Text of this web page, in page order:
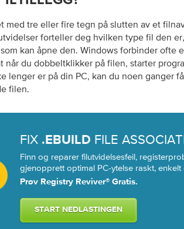
med tre eller fire tegn på slutten av et
forteller deg hvilken type fil den
kan åpne den. Windows forbinder ofte
når du dobbeltklikker på filen, starter
lenger er på din PC, kan du noen ganger
filen.
FIX .EBUILD FILE
Finn og reparer filutvidelsesfeil,
gjenopprett optimal PC-ytelse raskt, enkelt
Prøv Registry Reviver® Gratis.
START NEDLASTINGEN